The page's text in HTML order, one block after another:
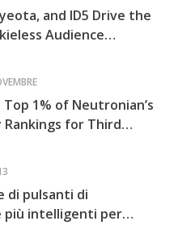
and ID5 Drive the
Audience
Top 1% of Neutronian’s
Rankings for Third
di pulsanti di
più intelligenti per